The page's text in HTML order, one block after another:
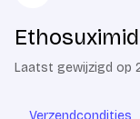
Laatst gewijzigd op